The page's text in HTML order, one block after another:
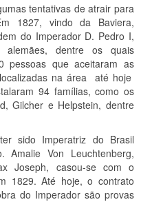
tentativas de atrair para
1827, vindo da Baviera,
do Imperador D. Pedro I,
dentre os quais
pessoas que aceitaram as
na área até hoje
94 famílias, como os
Gilcher e Helpstein, dentre
sido Imperatriz do Brasil
Amalie Von Leuchtenberg,
Joseph, casou-se com o
1829. Até hoje, o contrato
do Imperador são provas